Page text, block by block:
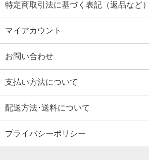
特定商取引法に基づく表記（返品など）
マイアカウント
お問い合わせ
支払い方法について
配送方法･送料について
プライバシーポリシー